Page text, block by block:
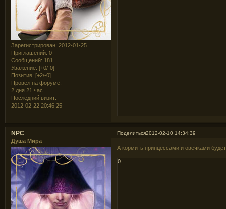
Зарегистрирован: 2012-01-25
Приглашений: 0
Сообщений: 181
Уважение: [+0/-0]
Позитив: [+2/-0]
Провел на форуме:
2 дня 21 час
Последний визит:
2012-02-22 20:46:25
Поделиться2012-02-10 14:34:39
NPC
Душа Мира
А кормить принцессами и овечками
0